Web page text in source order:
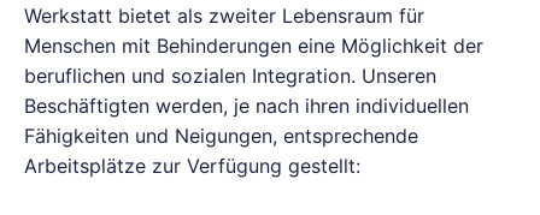
Werkstatt bietet als zweiter Lebensraum für
Menschen mit Behinderungen eine Möglichkeit der
beruflichen und sozialen Integration. Unseren
Beschäftigten werden, je nach ihren individuellen
Fähigkeiten und Neigungen, entsprechende
Arbeitsplätze zur Verfügung gestellt: